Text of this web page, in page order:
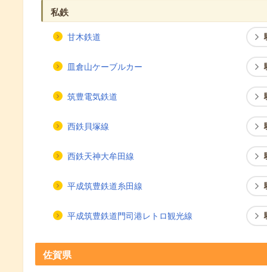
私鉄
甘木鉄道
皿倉山ケーブルカー
筑豊電気鉄道
西鉄貝塚線
西鉄天神大牟田線
平成筑豊鉄道糸田線
平成筑豊鉄道門司港レトロ観光線
佐賀県